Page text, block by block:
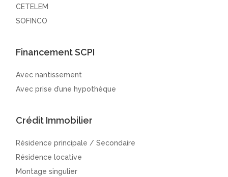
CETELEM
SOFINCO
Financement SCPI
Avec nantissement
Avec prise d’une hypothèque
Crédit Immobilier
Résidence principale / Secondaire
Résidence locative
Montage singulier